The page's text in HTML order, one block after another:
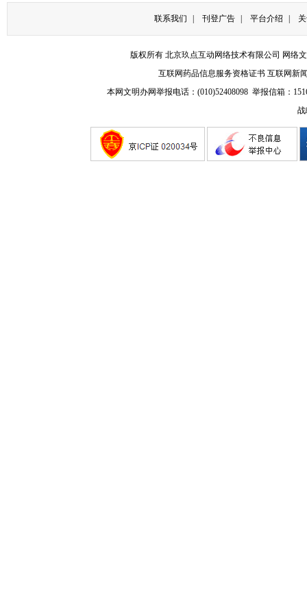
联系我们 刊登广告 平台介绍
版权所有 北京玖点互动网络技术有限公司 网络
互联网药品信息服务资格证书 互联网新
本网文明办网举报电话：(010)52408098 举报信箱：